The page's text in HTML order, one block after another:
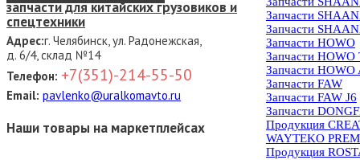
запчасти для китайских грузовиков и
спецтехники
Адрес:г. Челябинск, ул. Радонежская,
д. 6/4, склад №14
Телефон: +7(351)-214-55-50
Email: pavlenko@uralkomavto.ru
Наши товары на маркетплейсах
Запчасти
Запчасти
Запчасти HOWO
Запчасти HOWO
Запчасти HOWO
Запчасти FAW
Запчасти FAW J6
Запчасти
Продукция
WAYTEKO
Продукция